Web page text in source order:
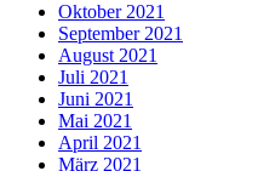
Oktober 2021
September 2021
August 2021
Juli 2021
Juni 2021
Mai 2021
April 2021
März 2021